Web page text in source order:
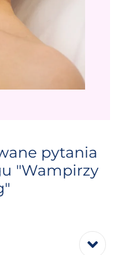
pytania
"Wampirzy